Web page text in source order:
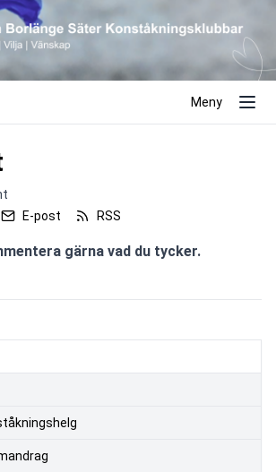
Meny
E-post RSS
gärna vad du tycker.